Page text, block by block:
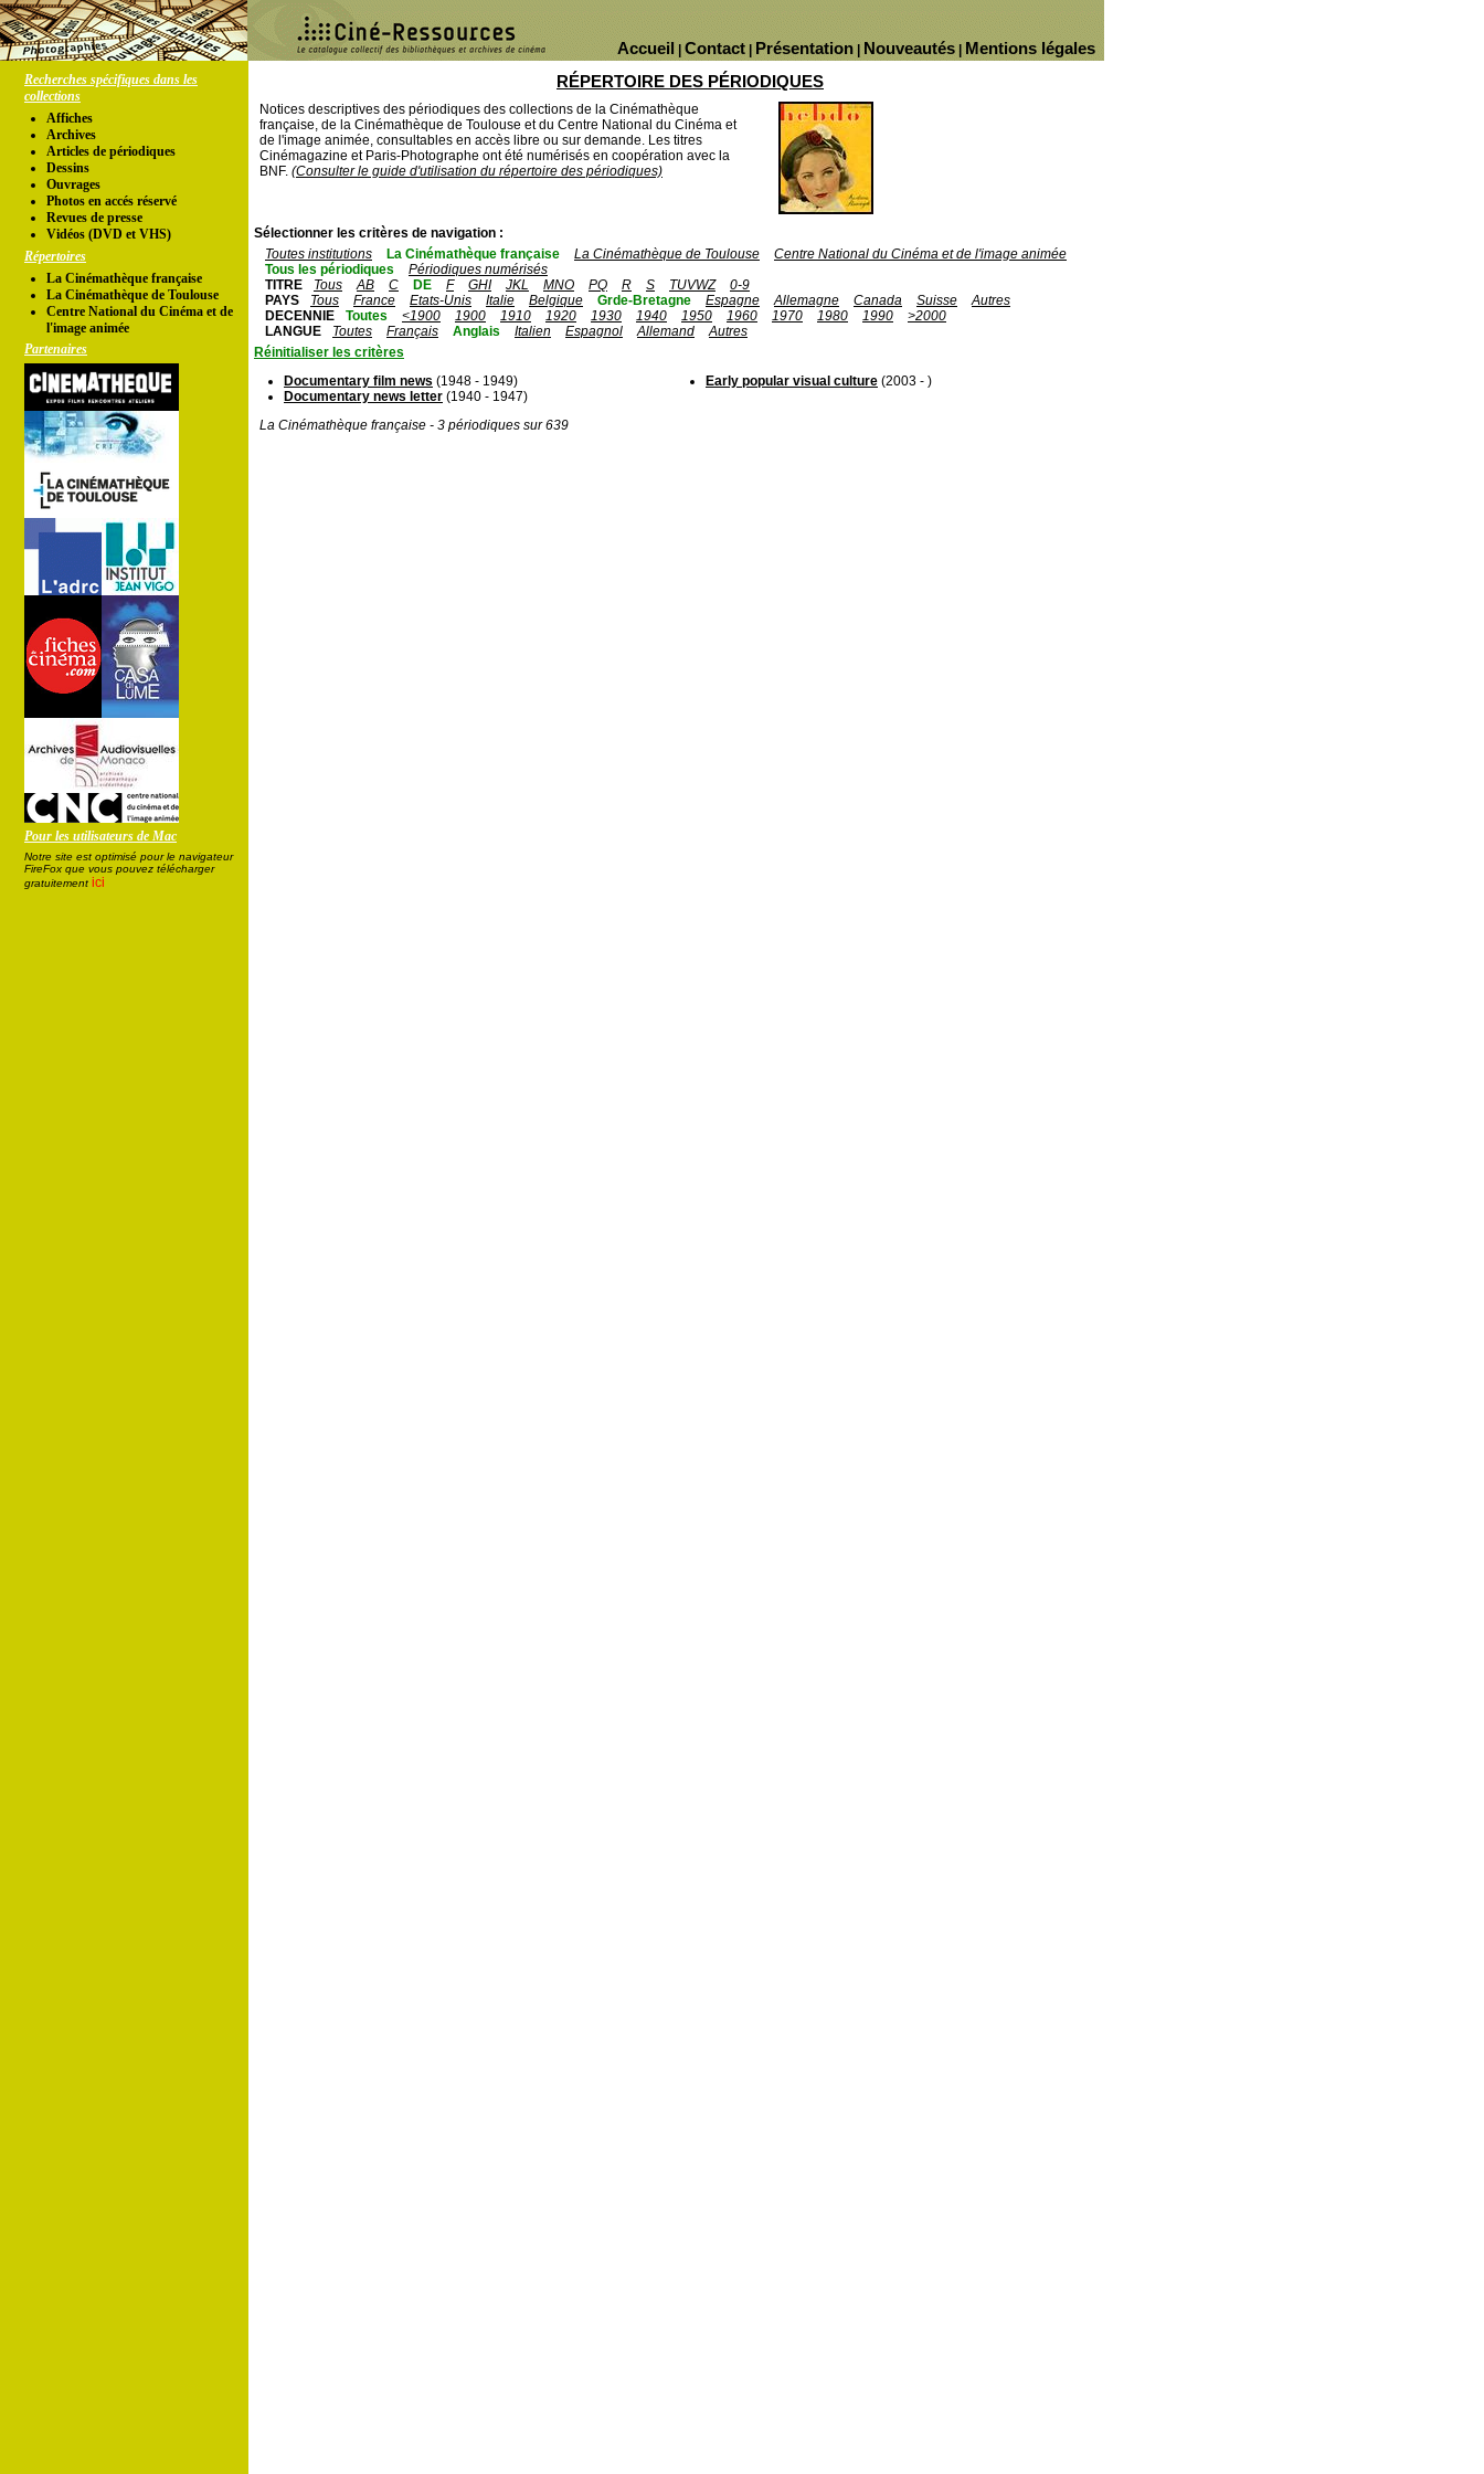
Mentions légales
Nouveautés
Présentation
Contact
Accueil
Recherches spécifiques dans les
collections
Affiches
Archives
Articles de périodiques
Dessins
Ouvrages
Photos en accés réservé
Revues de presse
Vidéos (DVD et VHS)
Répertoires
La Cinémathèque française
La Cinémathèque de Toulouse
Centre National du Cinéma et de
l'image animée
Partenaires
Pour les utilisateurs de Mac
Notre site est optimisé pour le navigateur
FireFox que vous pouvez télécharger
gratuitement ici
RÉPERTOIRE DES PÉRIODIQUES
Notices descriptives des périodiques des collections de la Cinémathèque
française, de la Cinémathèque de Toulouse et du Centre National du Cinéma et
de l'image animée, consultables en accès libre ou sur demande. Les titres
Cinémagazine et Paris-Photographe ont été numérisés en coopération avec la
BNF. (Consulter le guide d'utilisation du répertoire des périodiques)
Sélectionner les critères de navigation :
Toutes institutions
La Cinémathèque française La Cinémathèque de Toulouse
Centre National du Cinéma et de l'image animée
Tous les périodiques
Périodiques numérisés
TITRE
Tous AB C DE F GHI JKL MNO PQ R S TUVWZ
0-9
PAYS
Tous France Etats-Unis Italie Belgique Grde-Bretagne Espagne Allemagne Canada Suisse
Autres
DECENNIE
Toutes <1900 1900 1910 1920 1930 1940 1950 1960 1970 1980 1990
>2000
LANGUE
Toutes Français Anglais Italien Espagnol Allemand
Autres
Réinitialiser les critères
Documentary film news (1948 - 1949)
Documentary news letter (1940 - 1947)
Early popular visual culture (2003 - )
La Cinémathèque française - 3 périodiques sur 639